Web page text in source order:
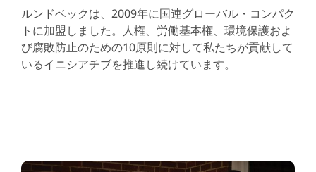
ルンドベックは、2009年に国連グローバル・コンパク
トに加盟しました。人権、労働基本権、環境保護およ
び腐敗防止のための10原則に対して私たちが貢献して
いるイニシアチブを推進し続けています。